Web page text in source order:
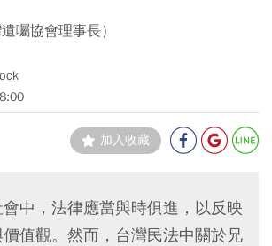
囑協會理事長）
加入收藏
中，法律應當與時俱進，以反映
值觀。然而，台灣民法中關於兄